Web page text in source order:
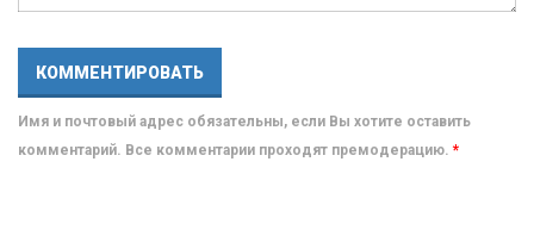
Имя и почтовый адрес обязательны, если Вы хотите оставить
комментарий. Все комментарии проходят премодерацию. *